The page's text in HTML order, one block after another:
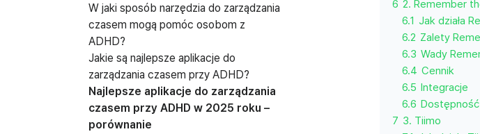
W jaki sposób narzędzia do zarządzania
czasem mogą pomóc osobom z
ADHD?
Jakie są najlepsze aplikacje do
zarządzania czasem przy ADHD?
Najlepsze aplikacje do zarządzania
czasem przy ADHD w 2025 roku –
porównanie
6 2. Remember
6.1 Jak działa
6.2 Zalety
6.3 Wady
6.4 Cennik
6.5 Integracje
6.6 Dostępność
7 3. Tiimo